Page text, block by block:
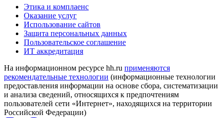
Этика и комплаенс
Оказание услуг
Использование сайтов
Защита персональных данных
Пользовательское соглашение
ИТ аккредитация
На информационном ресурсе hh.ru применяются
рекомендательные технологии (информационные технологии
предоставления информации на основе сбора, систематизации
и анализа сведений, относящихся к предпочтениям
пользователей сети «Интернет», находящихся на территории
Российской Федерации)